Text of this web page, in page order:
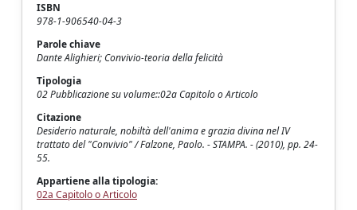
ISBN
978-1-906540-04-3
Parole chiave
Dante Alighieri; Convivio-teoria della felicità
Tipologia
02 Pubblicazione su volume::02a Capitolo o Articolo
Citazione
Desiderio naturale, nobiltà dell'anima e grazia divina nel IV
trattato del "Convivio" / Falzone, Paolo. - STAMPA. - (2010), pp. 24-
55.
Appartiene alla tipologia:
02a Capitolo o Articolo